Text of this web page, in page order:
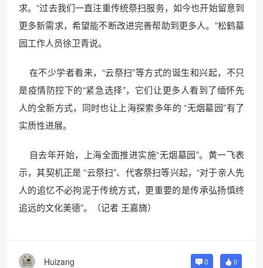
求。“过去我们一直注重传统祭扫服务，如今也开始留意到
更多新需求，希望能不断改进完善帮助到更多人。”松鹤墓
园工作人员徐卫青说。
在不少学者看来，“云祭扫”等方式的诞生和兴起，不只
是疫情防控下的“紧急选择”，它们让更多人看到了缅怀先
人的全新方式，同时也让上海探索多年的 “无烟墓园”有了
实质性进展。
自去年开始，上海全面推进实施“无烟墓园”。黄一飞表
示，其契机正是 “云祭扫”、代客祭扫等兴起，“对于亲人先
人的追忆不必拘泥于传统方式，更重要的是传承弘扬慎终
追远的文化美德”。（记者 王嘉旖）
Huizang 0 0